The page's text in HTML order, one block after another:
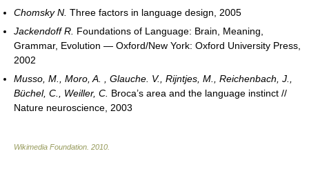
Chomsky N. Three factors in language design, 2005
Jackendoff R. Foundations of Language: Brain, Meaning,
Grammar, Evolution — Oxford/New York: Oxford University Press,
2002
Musso, M., Moro, A. , Glauche. V., Rijntjes, M., Reichenbach, J.,
Büchel, C., Weiller, C. Broca’s area and the language instinct //
Nature neuroscience, 2003
Wikimedia Foundation 2010